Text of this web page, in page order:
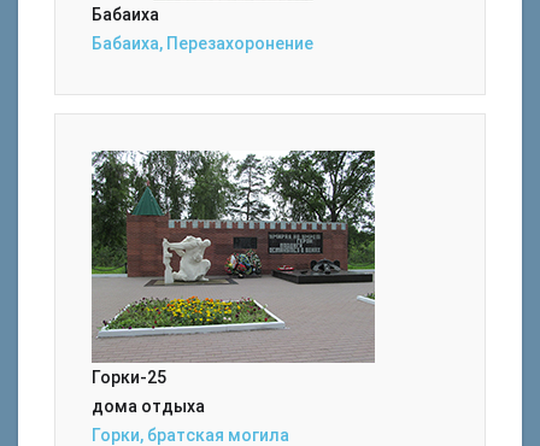
Бабаиха
Бабаиха, Перезахоронение
Горки-25
дома отдыха
Горки, братская могила